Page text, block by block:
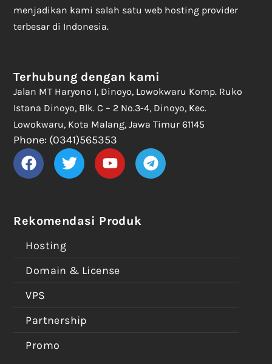
menjadikan kami salah satu web hosting provider
terbesar di Indonesia.
Rekomendasi Produk
Hosting
Domain & License
VPS
Partnership
Promo
Terhubung dengan kami
Jalan MT Haryono I, Dinoyo, Lowokwaru Komp. Ruko
Istana Dinoyo, Blk. C – 2 No.3-4, Dinoyo, Kec.
Lowokwaru, Kota Malang, Jawa Timur 61145
Phone: (0341)565353